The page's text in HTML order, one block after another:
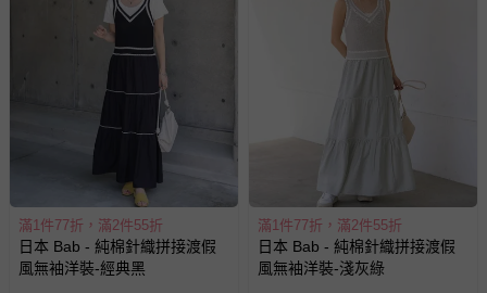
滿1件77折，滿2件55折
日本 Bab - 純棉針織拼接渡假
風無袖洋裝-經典黑
滿1件77折，滿2件55折
日本 Bab - 純棉針織拼接渡假
風無袖洋裝-淺灰綠